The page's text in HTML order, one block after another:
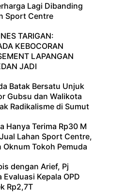
Lagi Dibanding
Sport Centre
TARIGAN:
KEBOCORAN
LAPANGAN
JADI
Batak Bersatu Unjuk
Gubsu dan Walikota
Radikalisme di Sumut
Hanya Terima Rp30 M
Lahan Sport Centre,
Oknum Tokoh Pemuda
dengan Arief, Pj
Evaluasi Kepala OPD
Rp2,7T